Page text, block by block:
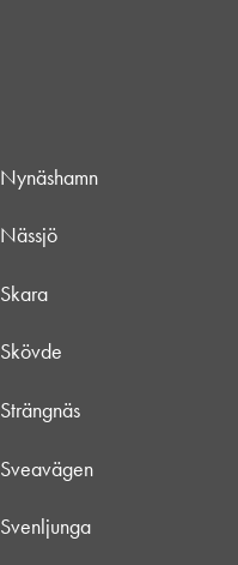
Nynäshamn
Nässjö
Skara
Skövde
Strängnäs
Sveavägen
Svenljunga